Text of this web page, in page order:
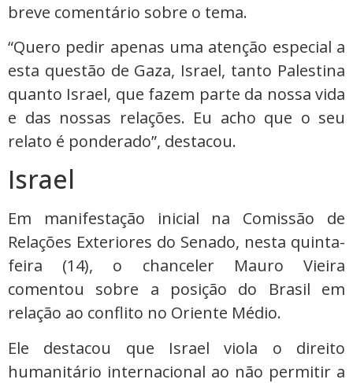
breve comentário sobre o tema.
“Quero pedir apenas uma atenção especial a
esta questão de Gaza, Israel, tanto Palestina
quanto Israel, que fazem parte da nossa vida
e das nossas relações. Eu acho que o seu
relato é ponderado”, destacou.
Israel
Em manifestação inicial na Comissão de
Relações Exteriores do Senado, nesta quinta-
feira (14), o chanceler Mauro Vieira
comentou sobre a posição do Brasil em
relação ao conflito no Oriente Médio.
Ele destacou que Israel viola o direito
humanitário internacional ao não permitir a